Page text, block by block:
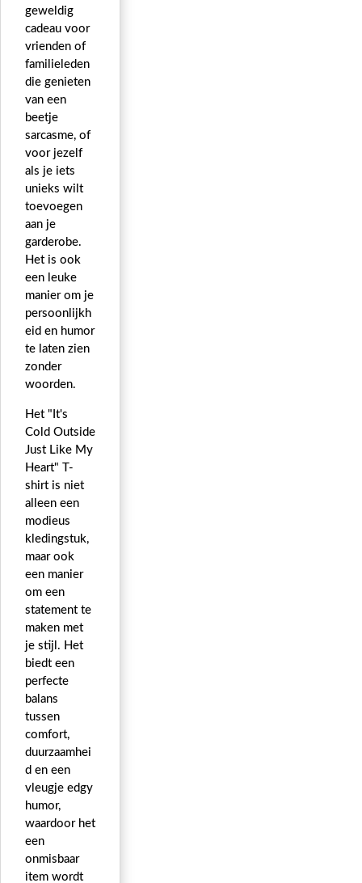
geweldig
cadeau voor
vrienden of
familieleden
die genieten
van een
beetje
sarcasme, of
voor jezelf
als je iets
unieks wilt
toevoegen
aan je
garderobe.
Het is ook
een leuke
manier om je
persoonlijkh
eid en humor
te laten zien
zonder
woorden.
Het "It's
Cold Outside
Just Like My
Heart" T-
shirt is niet
alleen een
modieus
kledingstuk,
maar ook
een manier
om een
statement te
maken met
je stijl. Het
biedt een
perfecte
balans
tussen
comfort,
duurzaamhei
d en een
vleugje edgy
humor,
waardoor het
een
onmisbaar
item wordt